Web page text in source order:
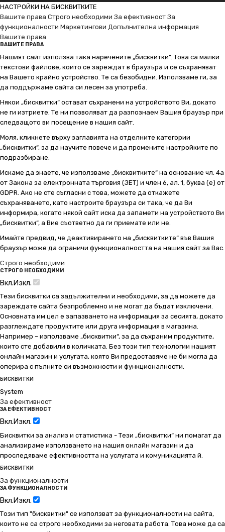
НАСТРОЙКИ НА БИСКВИТКИТЕ
Вашите права Строго необходими За ефективност За
функционалности Маркетингови Допълнителна информация
Вашите права
ВАШИТЕ ПРАВА
Нашият сайт използва така наречените „бисквитки“. Това са малки
текстови файлове, които се зареждат в браузъра и се съхраняват
на Вашето крайно устройство. Те са безобидни. Използваме ги, за
да поддържаме сайта си лесен за употреба.
Някои „бисквитки“ остават съхранени на устройството Ви, докато
не ги изтриете. Те ни позволяват да разпознаем Вашия браузър при
следващото ви посещение в нашия сайт.
Моля, кликнете върху заглавията на отделните категории
„бисквитки“, за да научите повече и да промените настройките по
подразбиране.
Искаме да знаете, че използваме „бисквитките“ на основание чл. 4а
от Закона за електронната търговия (ЗЕТ) и член 6, ал. 1, буква (е) от
GDPR. Ако не сте съгласни с това, можете да откажете
съхраняването, като настроите браузъра си така, че да Ви
информира, когато някой сайт иска да запамети на устройството Ви
„бисквитки“, а Вие съответно да ги приемате или не.
Имайте предвид, че деактивирането на „бисквитките“ във Вашия
браузър може да ограничи функционалността на нашия сайт за Вас.
Строго необходими
СТРОГО НЕОБХОДИМИ
Вкл.Изкл.
Тези бисквитки са задължителни и необходими, за да можете да
зареждате сайта безпроблемно и не могат да бъдат изключени.
Основната им цел е запазването на информация за сесията, докато
разглеждате продуктите или друга информация в магазина.
Например – използваме „бисквитки“, за да съхраним продуктите,
които сте добавили в количката. Без този тип технологии нашият
онлайн магазин и услугата, която Ви предоставяме не би могла да
оперира с пълните си възможности и функционалности.
БИСКВИТКИ
System
За ефективност
ЗА ЕФЕКТИВНОСТ
Вкл.Изкл.
Бисквитки за анализ и статистика - Тези „бисквитки“ ни помагат да
анализираме използването на нашия онлайн магазин и да
проследяваме ефективността на услугата и комуникацията й.
БИСКВИТКИ
За функционалности
ЗА ФУНКЦИОНАЛНОСТИ
Вкл.Изкл.
Този тип "бисквитки" се използват за функционалности на сайта,
които не са строго необходими за неговата работа. Това може да са